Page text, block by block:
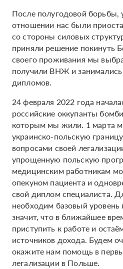
После полугодовой борьбы,
отношении нас были
со стороны силовых
приняли решение покинуть
своего проживания мы
получили ВНЖ и занимались
дипломов.
24 февраля 2022 года
российские оккупанты
которым мы жили. 1 марта
украинско-польскую
вопросами своей
упрощенную польскую
медицинским работникам
опекуном пациента и
свой диплом специалиста.
необходим базовый уровень
значит, что в ближайшее
приступить к работе и
источников дохода. Будем
окажите нам помощь в
легализации в Польше.